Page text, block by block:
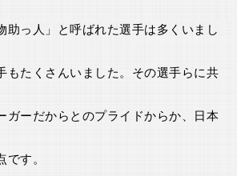
っ人」と呼ばれた選手は多くいまし
もたくさんいました。その選手らに共
ガーだからとのプライドからか、日本
です。